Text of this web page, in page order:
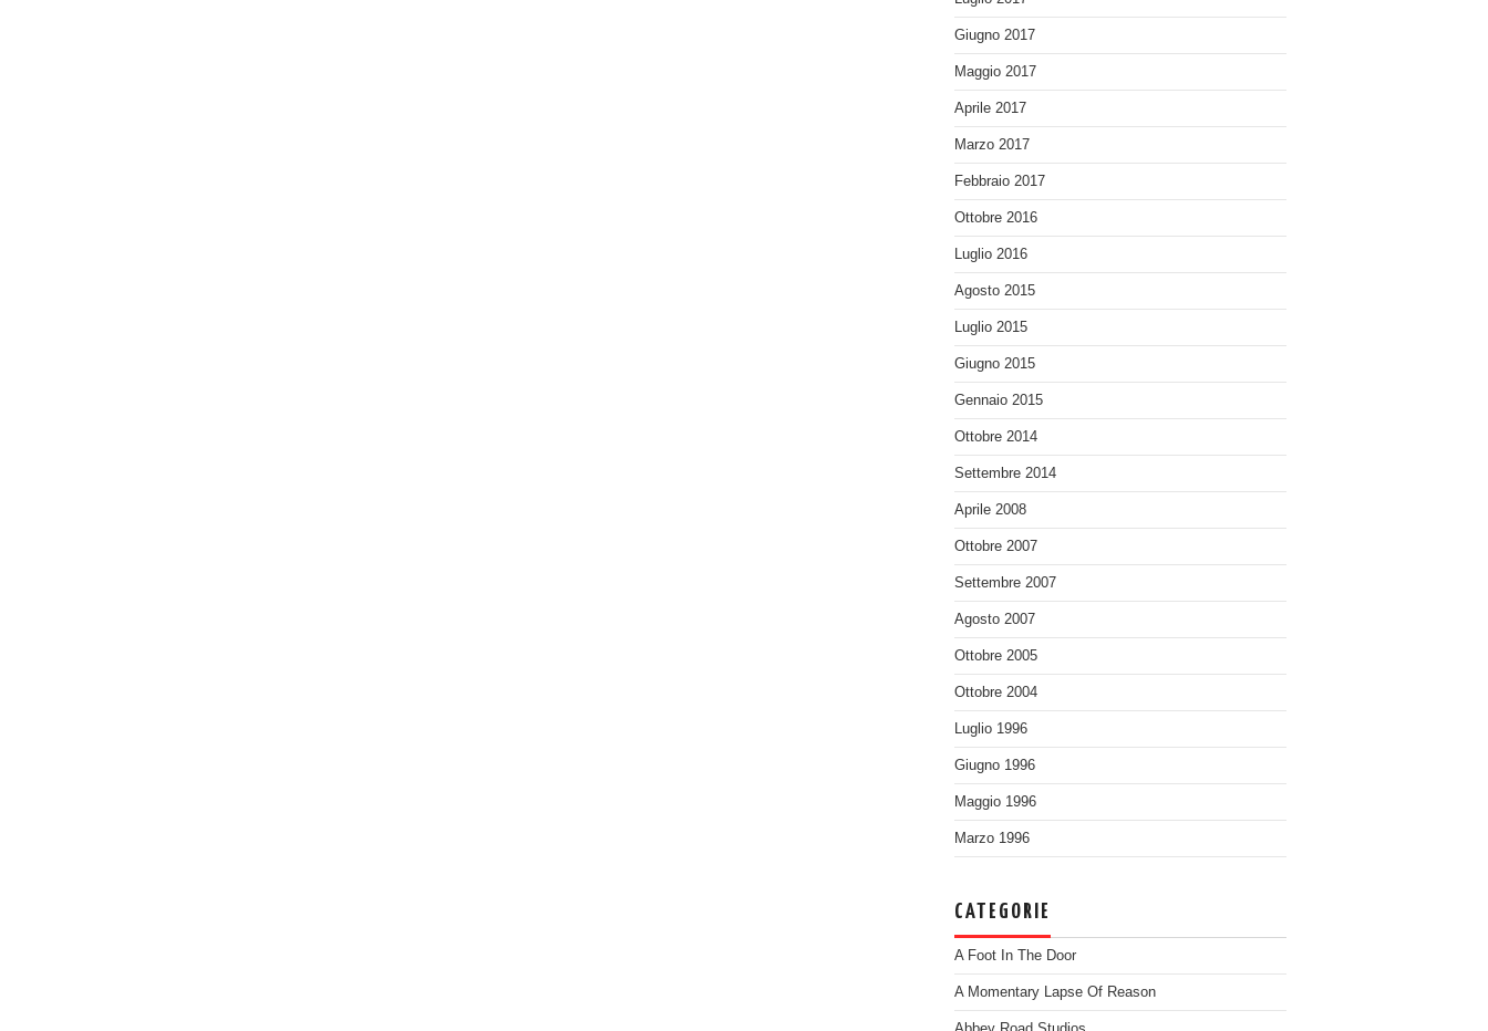
Giugno 2017
Maggio 2017
Aprile 2017
Marzo 2017
Febbraio 2017
Ottobre 2016
Luglio 2016
Agosto 2015
Luglio 2015
Giugno 2015
Gennaio 2015
Ottobre 2014
Settembre 2014
Aprile 2008
Ottobre 2007
Settembre 2007
Agosto 2007
Ottobre 2005
Ottobre 2004
Luglio 1996
Giugno 1996
Maggio 1996
Marzo 1996
CATEGORIE
A Foot In The Door
A Momentary Lapse Of Reason